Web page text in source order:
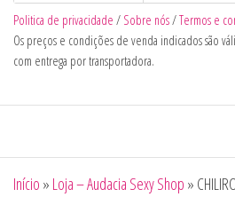
Politica de privacidade / Sobre nós/Termos e
Os preços e condições de venda indicados são
com entrega por transportadora.
Início » Loja – Audacia Sexy Shop »